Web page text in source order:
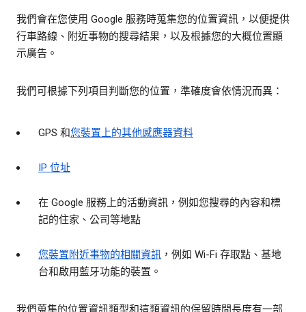
我們會在您使用 Google 服務時蒐集您的位置資訊，以便提供
行車路線、附近事物的搜尋結果，以及根據您的大概位置顯
示廣告。
我們可根據下列項目判斷您的位置，準確度會依情況而異：
GPS 和您裝置上的其他感應器資料
IP 位址
在 Google 服務上的活動資訊，例如您搜尋的內容和標
記的住家、公司等地點
您裝置附近事物的相關資訊 ，例如 Wi-Fi 存取點、基地
台和啟用藍牙功能的裝置。
我們蒐集的位置資訊類型和這類資訊的保留時間長度有一部